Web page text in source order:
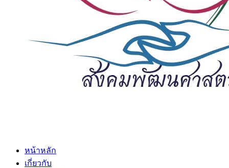
หน้าหลัก
เกี่ยวกับ